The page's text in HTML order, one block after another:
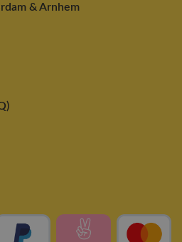
& Arnhem